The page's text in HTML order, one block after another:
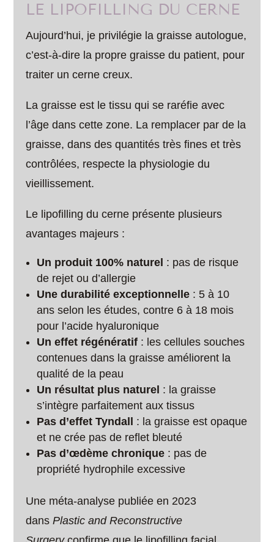
LE LIPOFILLING DU CERNE
Aujourd’hui, je privilégie la graisse autologue,
c’est-à-dire la propre graisse du patient, pour
traiter un cerne creux.
La graisse est le tissu qui se raréfie avec
l’âge dans cette zone. La remplacer par de la
graisse, dans des quantités très fines et très
contrôlées, respecte la physiologie du
vieillissement.
Le lipofilling du cerne présente plusieurs
avantages majeurs :
Un produit 100% naturel : pas de risque
de rejet ou d’allergie
Une durabilité exceptionnelle : 5 à 10
ans selon les études, contre 6 à 18 mois
pour l’acide hyaluronique
Un effet régénératif : les cellules souches
contenues dans la graisse améliorent la
qualité de la peau
Un résultat plus naturel : la graisse
s’intègre parfaitement aux tissus
Pas d’effet Tyndall
: la graisse est opaque
et ne crée pas de reflet bleuté
Pas d’œdème chronique : pas de
propriété hydrophile excessive
Une méta-analyse publiée en 2023
dansPlastic and Reconstructive